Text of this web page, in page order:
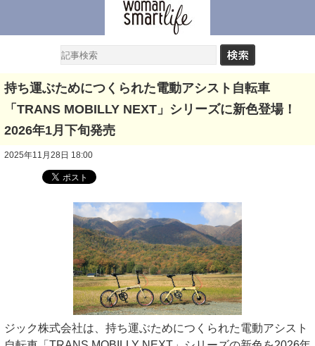
持ち運ぶためにつくられた電動アシスト自転車
「TRANS MOBILLY NEXT」シリーズに新色登場！
2026年1月下旬発売
2025年11月28日 18:00
ジック株式会社は、持ち運ぶためにつくられた電動アシスト